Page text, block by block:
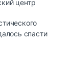
центр
спасти